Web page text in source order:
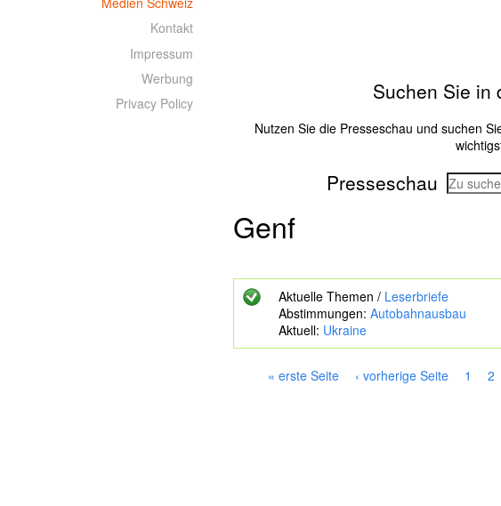
Suchen Sie in
Nutzen Sie die Presseschau und suchen
Presseschau
s
u
e
S
Genf
Aktuelle Themen / Leserbriefe
Abstimmungen: Autobahnausbau
Aktuell: Ukraine
« erste Seite ‹ vorherige Seite 1 2
Kontakt
Impressum
Werbung
Privacy Policy